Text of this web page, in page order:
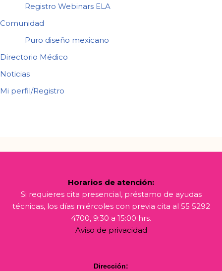
Registro Webinars ELA
Comunidad
Puro diseño mexicano
Directorio Médico
Noticias
Mi perfil/Registro
Horarios de atención:
Si requieres cita presencial, préstamo de ayudas
técnicas, los días miércoles con previa cita al 55 5292
4700, 9:30 a 15:00 hrs.
Aviso de privacidad
Dirección: